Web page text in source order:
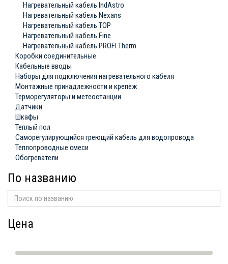
Нагревательный кабель IndAstro
Нагревательный кабель Nexans
Нагревательный кабель ТОР
Нагревательный кабель Fine
Нагревательный кабель PROFI Therm
Коробки соединительные
Кабельные вводы
Наборы для подключения нагревательного кабеля
Монтажные принадлежности и крепеж
Терморегуляторы и метеостанции
Датчики
Шкафы
Теплый пол
Саморегулирующийся греющий кабель для водопровода
Теплопроводные смеси
Обогреватели
По названию
Цена